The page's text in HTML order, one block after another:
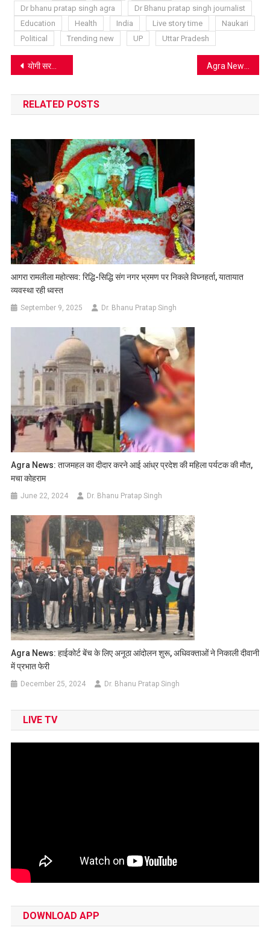
Dr bhanu pratap singh agra
Dr Bhanu pratap singh journalist
Education
Health India Live story time
Naukari
Political
Trending new UP Uttar Pradesh
Post
navigation
योगी सरकार का दिव्यांग सशक्तिकरण मॉडल, पुरस्कार वितरण से लेकर नए केंद्रों तक बड़ा ऐलान
RELATED POSTS
आगरा रामलीला महोत्सव: रिद्धि-सिद्धि संग नगर भ्रमण पर निकले विघ्नहर्ता, यातायात
व्यवस्था रही ध्वस्त
September 9, 2025 Dr. Bhanu Pratap Singh
Agra News: ताजमहल का दीदार करने आई आंध्र प्रदेश की महिला पर्यटक की मौत,
मचा कोहराम
June 22, 2024 Dr. Bhanu Pratap Singh
Agra News: हाईकोर्ट बेंच के लिए अनूठा आंदोलन शुरू, अधिवक्ताओं ने निकाली दीवानी
में प्रभात फेरी
December 25, 2024 Dr. Bhanu Pratap Singh
LIVE TV
DOWNLOAD APP